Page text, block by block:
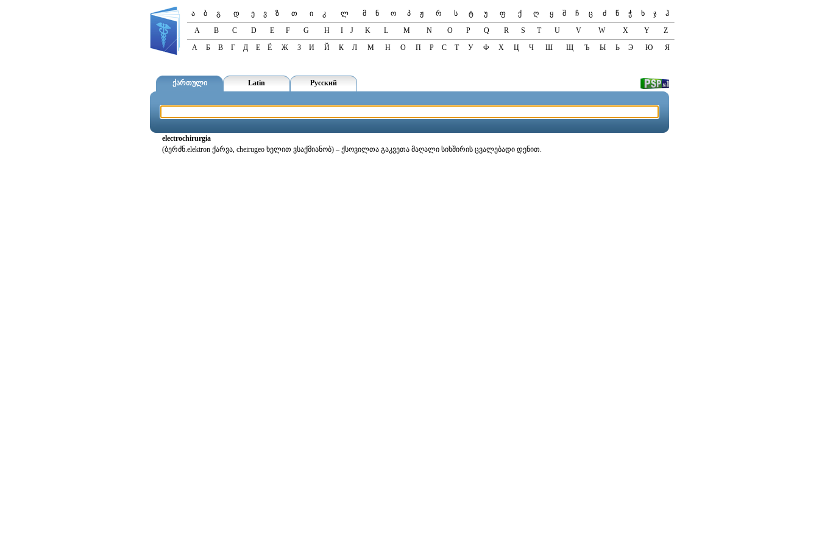
ა ბ გ დ ე ვ ზ თ ი კ ლ მ ნ ო პ ჟ რ ს ტ უ ფ ქ ღ ყ შ ჩ ც ძ წ ჭ ხ ჯ
ჰ
A
B C D E F G H I J K L M N O P Q R S T U V W X Y
Z
А
Б В Г Д Е Ё Ж З И Й К Л М Н О П Р С Т У Ф Х Ц Ч Ш Щ Ъ Ы Ь Э Ю Я
ქართული Latin Русский
electrochirurgia
(ბერძნ.elektron ქარვა, cheirugeo ხელით ვსაქმიანობ) – ქსოვილთა გაკვეთა მაღალი სიხშირის ცვალებადი დენით.